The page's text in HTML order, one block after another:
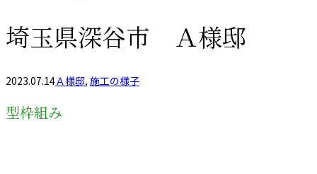
埼玉県深谷市 Ａ様邸
2023.07.14Ａ様邸, 施工の様子
型枠組み